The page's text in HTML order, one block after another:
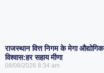
राजस्थान वित्त निगम के मेगा औद्योगिक
विश्वास:हर सहाय मीणा
08/08/2026 8:34 am